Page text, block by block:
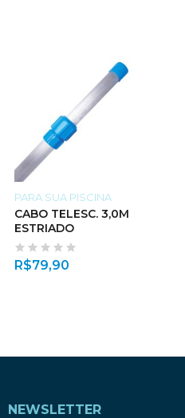
PARA SUA PISCINA
CABO TELESC. 3,0M
ESTRIADO
R$79,90
NEWSLETTER